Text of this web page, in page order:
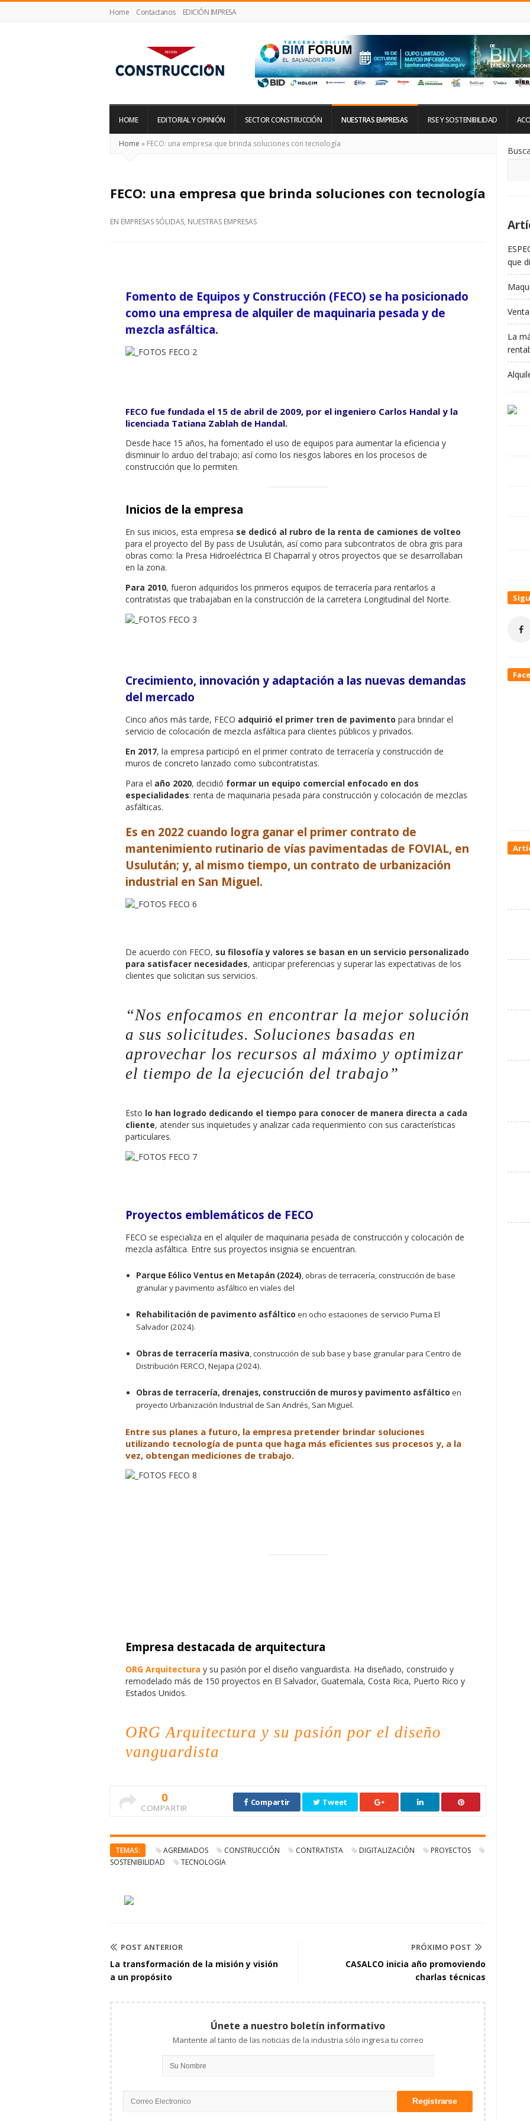
Home Contactanos EDICIÓN IMPRESA
Construcción
HOME EDITORIAL Y OPINIÓN SECTOR CONSTRUCCIÓN NUESTRAS EMPRESAS RSE Y SOSTENIBILIDAD
Home » FECO: una empresa que brinda soluciones con tecnología
FECO: una empresa que brinda soluciones con tecnología
EN EMPRESAS SÓLIDAS, NUESTRAS EMPRESAS
Fomento de Equipos y Construcción (FECO) se ha posicionado
como una empresa de alquiler de maquinaria pesada y de
mezcla asfáltica.
FECO fue fundada el 15 de abril de 2009, por el ingeniero Carlos Handal y la
licenciada Tatiana Zablah de Handal.
Desde hace 15 años, ha fomentado el uso de equipos para aumentar la eficiencia y
disminuir lo arduo del trabajo; así como los riesgos labores en los procesos de
construcción que lo permiten.
Inicios de la empresa
En sus inicios, esta empresa se dedicó al rubro de la renta de camiones de volteo
para el proyecto del By pass de Usulután, así como para subcontratos de obra gris para
obras como: la Presa Hidroeléctrica El Chaparral y otros proyectos que se desarrollaban
en la zona.
Para 2010, fueron adquiridos los primeros equipos de terracería para rentarlos a
contratistas que trabajaban en la construcción de la carretera Longitudinal del Norte.
Crecimiento, innovación y adaptación a las nuevas demandas
del mercado
Cinco años más tarde, FECO adquirió el primer tren de pavimento para brindar el
servicio de colocación de mezcla asfáltica para clientes públicos y privados.
En 2017, la empresa participó en el primer contrato de terracería y construcción de
muros de concreto lanzado como subcontratistas.
Para el año 2020, decidió formar un equipo comercial enfocado en dos
especialidades: renta de maquinaria pesada para construcción y colocación de mezclas
asfálticas.
Es en 2022 cuando logra ganar el primer contrato de
mantenimiento rutinario de vías pavimentadas de FOVIAL, en
Usulután; y, al mismo tiempo, un contrato de urbanización
industrial en San Miguel.
De acuerdo con FECO, su filosofía y valores se basan en un servicio personalizado
para satisfacer necesidades, anticipar preferencias y superar las expectativas de los
clientes que solicitan sus servicios.
“Nos enfocamos en encontrar la mejor solución
a sus solicitudes. Soluciones basadas en
aprovechar los recursos al máximo y optimizar
el tiempo de la ejecución del trabajo ”
Esto lo han logrado dedicando el tiempo para conocer de manera directa a cada
cliente, atender sus inquietudes y analizar cada requerimiento con sus características
particulares.
Proyectos emblemáticos de FECO
FECO se especializa en el alquiler de maquinaria pesada de construcción y colocación de
mezcla asfáltica. Entre sus proyectos insignia se encuentran.
Parque Eólico Ventus en Metapán (2024), obras de terracería, construcción de base
granular y pavimento asfáltico en viales del
Rehabilitación de pavimento asfáltico en ocho estaciones de servicio Puma El
Salvador (2024).
Obras de terracería masiva, construcción de sub base y base granular para Centro de
Distribución FERCO, Nejapa (2024).
Obras de terracería, drenajes, construcción de muros y pavimento asfáltico en
proyecto Urbanización Industrial de San Andrés, San Miguel.
Entre sus planes a futuro, la empresa pretender brindar soluciones
utilizando tecnología de punta que haga más eficientes sus procesos y, a la
vez, obtengan mediciones de trabajo.
Empresa destacada de arquitectura
ORG Arquitectura y su pasión por el diseño vanguardista. Ha diseñado, construido y
remodelado más de 150 proyectos en El Salvador, Guatemala, Costa Rica, Puerto Rico y
Estados Unidos.
ORG Arquitectura y su pasión por el diseño
vanguardista
0
COMPARTIR
Compartir Tweet
TEMAS: AGREMIADOS CONSTRUCCIÓN CONTRATISTA DIGITALIZACIÓN
PROYECTOS
SOSTENIBILIDAD
TECNOLOGIA
POST ANTERIOR
La transformación de la misión y visión
a un propósito
PRÓXIMO POST
CASALCO inicia año promoviendo
charlas técnicas
Únete a nuestro boletín informativo
Mantente al tanto de las noticias de la industria sólo ingresa tu correo
De
La
que
La